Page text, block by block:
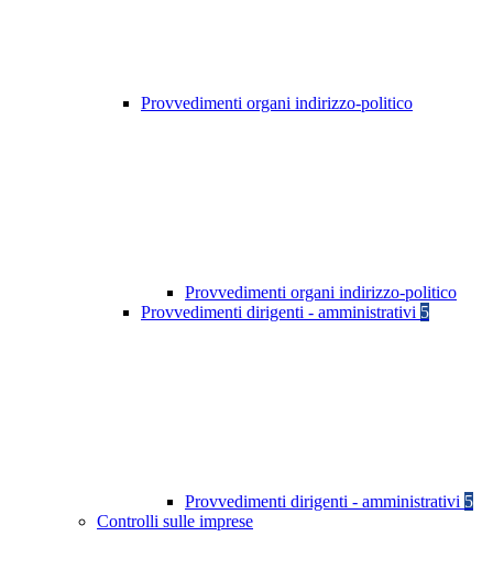
Provvedimenti organi indirizzo-politico
Provvedimenti organi indirizzo-politico
Provvedimenti dirigenti - amministrativi 5
Provvedimenti dirigenti - amministrativi 5
Controlli sulle imprese